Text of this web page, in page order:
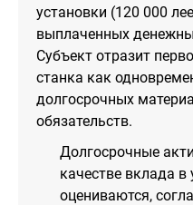
установки (120 000
выплаченных
Субъект отразит
станка как
долгосрочных
обязательств.
Долгосрочные
качестве вклада
оцениваются,